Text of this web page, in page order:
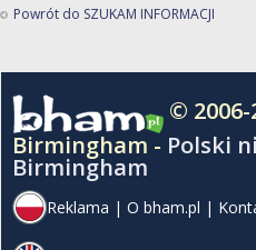
Powrót do SZUKAM INFORMACJI
©
Birmingham - Polski
Birmingham
Reklama | O bham.pl |